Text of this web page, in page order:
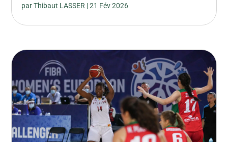
parThibaut LASSER |21 Fév 2026